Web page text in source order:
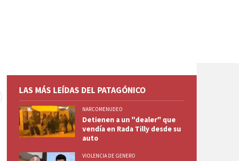
LAS MÁS LEÍDAS DEL PATAGÓNICO
NARCOMENUDEO
Detienen a un "dealer" que
vendía en Rada Tilly desde su
auto
VIOLENCIA DE GENERO